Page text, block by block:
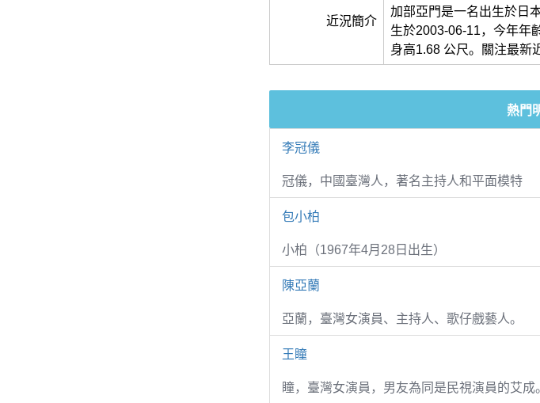
近況簡介
加部亞門是一名出生於日
生於2003-06-11，今年年
身高1.68 公尺。關注最新
熱門
李冠儀
冠儀，中國臺灣人，著名主持人和平面模特
包小柏
小柏（1967年4月28日出生）
陳亞蘭
亞蘭，臺灣女演員、主持人、歌仔戲藝人。
王瞳
瞳，臺灣女演員，男友為同是民視演員的艾成